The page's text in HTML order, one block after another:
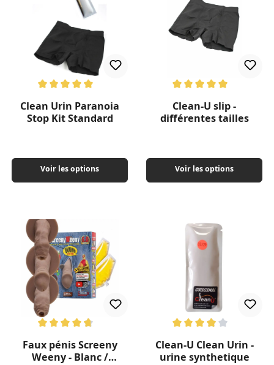
Clean Urin Paranoia
Stop Kit Standard
Voir les options
Clean-U slip -
différentes tailles
Voir les options
Faux pénis Screeny
Weeny - Blanc /
Clean-U Clean Urin -
urine synthetique